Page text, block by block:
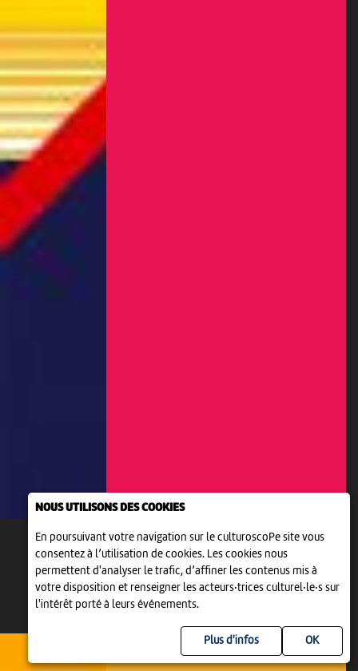
NOUS UTILISONS DES COOKIES
En poursuivant votre navigation sur le culturoscoPe site vous
consentez à l’utilisation de cookies. Les cookies nous
permettent d'analyser le trafic, d’affiner les contenus mis à
votre disposition et renseigner les acteurs·trices culturel·le·s sur
l'intérêt porté à leurs événements.
Plus d'infos